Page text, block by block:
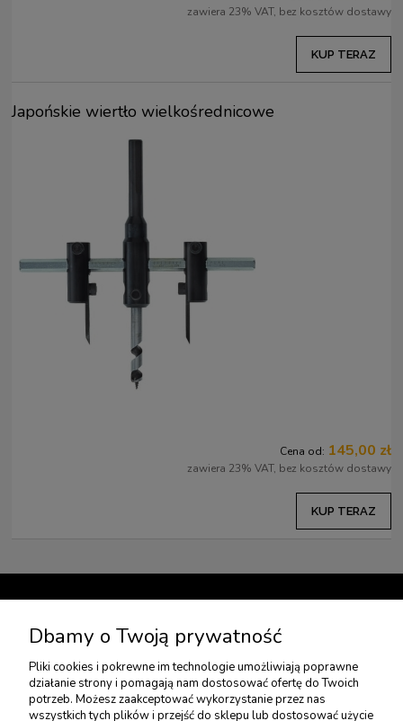
zawiera 23% VAT, bez kosztów dostawy
KUP TERAZ
Japońskie wiertło wielkośrednicowe
Cena od: 145,00 zł
zawiera 23% VAT, bez kosztów dostawy
KUP TERAZ
USŁUGI DODATKOWE
Dbamy o Twoją prywatność
Pliki cookies i pokrewne im technologie umożliwiają poprawne
działanie strony i pomagają nam dostosować ofertę do Twoich
potrzeb. Możesz zaakceptować wykorzystanie przez nas
wszystkich tych plików i przejść do sklepu lub dostosować użycie